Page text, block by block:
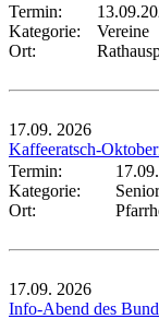
Termin:
Kategorie:
Vereine
Ort:
17.09. 2026
Kaffeeratsch-
Termin:
Kategorie:
Ort:
17.09. 2026
Info-Abend des